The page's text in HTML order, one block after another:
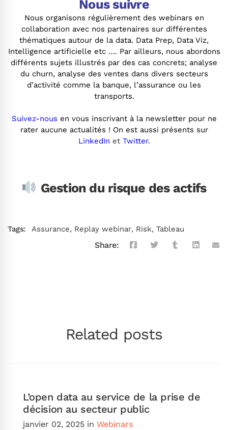
Nous suivre
Nous organisons régulièrement des webinars en
collaboration avec nos partenaires sur différentes
thématiques autour de la data. Data Prep, Data Viz,
Intelligence artificielle etc …. Par ailleurs, nous abordons
différents sujets illustrés par des cas concrets; analyse
du churn, analyse des ventes dans divers secteurs
d’activité comme la banque, l’assurance ou les
transports.
Suivez-nous en vous inscrivant à la newsletter pour ne
rater aucune actualités ! On est aussi présents sur
LinkedIn et Twitter.
Gestion du risque des actifs
Tags: Assurance, Replay webinar, Risk, Tableau
Share:
Related posts
L’open data au service de la prise de
décision au secteur public
janvier 02, 2025 in Webinars